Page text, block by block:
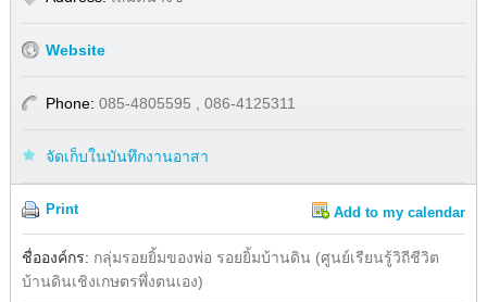
Website
Phone: 085-4805595 , 086-4125311
จัดเก็บในบันทึกงานอาสา
Print Add to my calendar
Facebook
ชื่อองค์กร: กลุ่มรอยยิ้มของพ่อ รอยยิ้มบ้านดิน (ศูนย์เรียนรู้วิถีชีวิต
บ้านดินเชิงเกษตรพึ่งตนเอง)